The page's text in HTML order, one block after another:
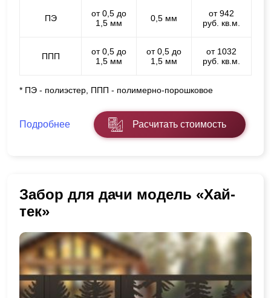
ПЭ
от 0,5 до
1,5 мм
0,5 мм
от 942
руб. кв.м.
ППП
от 0,5 до
1,5 мм
от 0,5 до
1,5 мм
от 1032
руб. кв.м.
* ПЭ - полиэстер, ППП - полимерно-порошковое
Подробнее Расчитать стоимость
Забор для дачи модель «Хай-
тек»